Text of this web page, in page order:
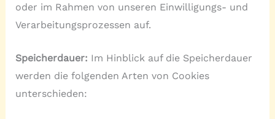
oder im Rahmen von unseren Einwilligungs- und
Verarbeitungsprozessen auf.
Speicherdauer: Im Hinblick auf die Speicherdauer
werden die folgenden Arten von Cookies
unterschieden: